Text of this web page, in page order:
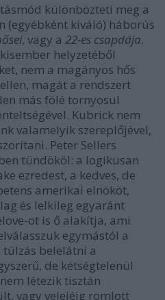
különbözteti meg a
(egyébként kiváló) háborús
, vagy a 22-es csapdája.
helyzetéből
nem a magányos hős
magát a rendszert
más fölé tornyosul
Kubrick nem
valamelyik szereplőjével,
Peter Sellers
tündököl: a logikusan
ezredest, a kedves, de
amerikai elnököt,
és lelkileg egyaránt
ot is ő alakítja, ami
egymástól a
belelátni a
de kétségtelenül
létezik tisztán
vagy velejéig romlott